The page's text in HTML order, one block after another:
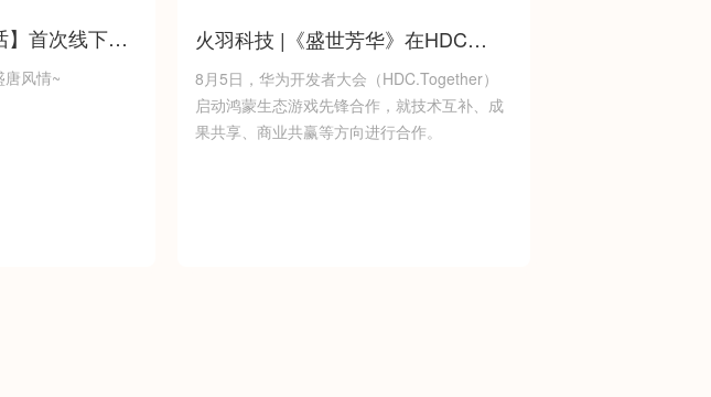
】首次线下活
风情~
火羽科技 |《盛世芳华》在HDC
获“鸿蒙生态先锋游戏奖”
8月5日，华为开发者大会（HDC.Together）
启动鸿蒙生态游戏先锋合作，就技术互补、成
果共享、商业共赢等方向进行合作。